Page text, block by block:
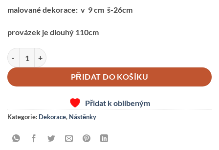
malované dekorace: v 9 cm š-26cm
provázek je dlouhý 110cm
PROVÁZKOVÁ NÁSTĚNKA-ŽELVIČKY MALÉ množství
PŘIDAT DO KOŠÍKU
Přidat k oblíbeným
Kategorie: Dekorace, Nástěnky